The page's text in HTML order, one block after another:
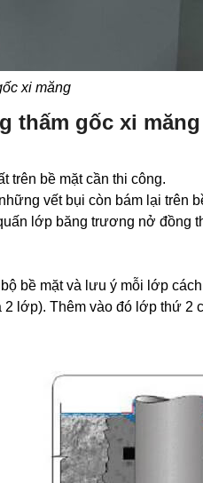
xi măng
thấm gốc xi măng
trên bề mặt cần thi công.
vết bụi còn bám lại trên
lớp băng trương nở đồng
bề mặt và lưu ý mỗi lớp
lớp). Thêm vào đó lớp thứ 2